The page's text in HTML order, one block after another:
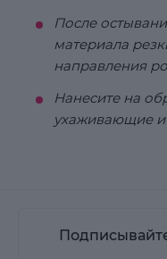
После
материала
направления
Нанесите на
ухаживающие и